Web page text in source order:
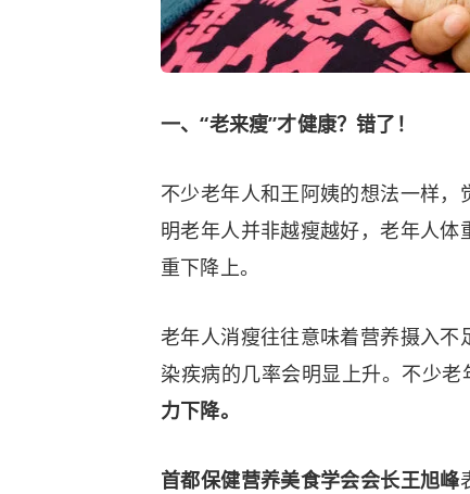
一、“老来瘦”才健康？错了！
不少老年人和王阿姨的想法一样
明老年人并非越瘦越好，老年人
重下降上。
老年人消瘦往往意味着营养摄入
染疾病的几率会明显上升。不少老
力下降。
首都保健营养美食学会会长王旭峰